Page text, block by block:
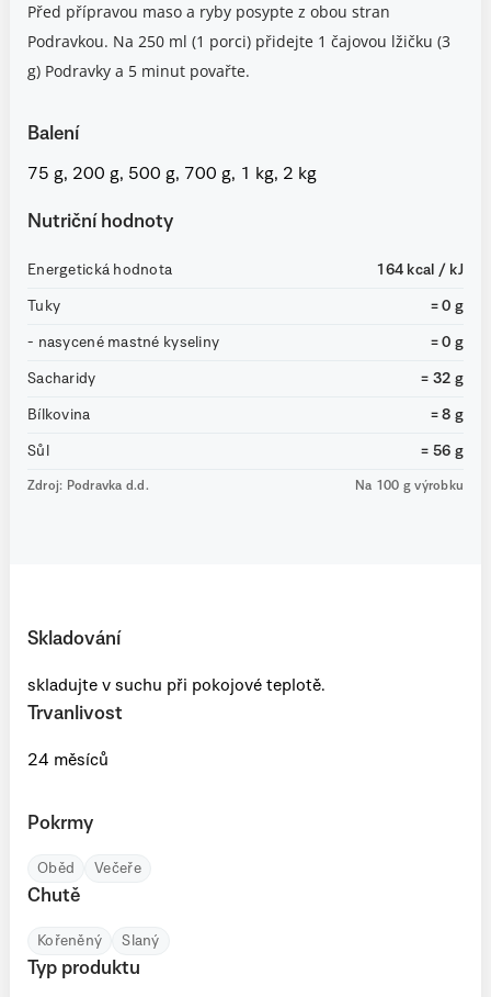
Před přípravou maso a ryby posypte z obou stran
Podravkou. Na 250 ml (1 porci) přidejte 1 čajovou lžičku (3
g) Podravky a 5 minut povařte.
Balení
75 g, 200 g, 500 g, 700 g, 1 kg, 2 kg
Nutriční hodnoty
Energetická hodnota 164 kcal / kJ
Tuky = 0 g
- nasycené mastné kyseliny = 0 g
Sacharidy = 32 g
Bílkovina = 8 g
Sůl = 56 g
Zdroj: Podravka d.d. Na 100 g výrobku
Skladování
skladujte v suchu při pokojové teplotě.
Trvanlivost
24 měsíců
Pokrmy
Oběd Večeře
Chutě
Kořeněný Slaný
Typ produktu